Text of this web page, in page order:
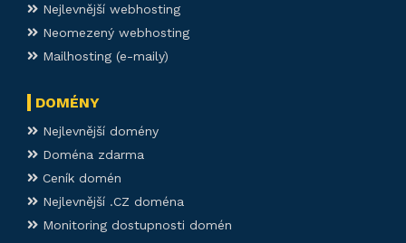
Nejlevnější webhosting
Neomezený webhosting
Mailhosting (e-maily)
DOMÉNY
Nejlevnější domény
Doména zdarma
Ceník domén
Nejlevnější .CZ doména
Monitoring dostupnosti domén